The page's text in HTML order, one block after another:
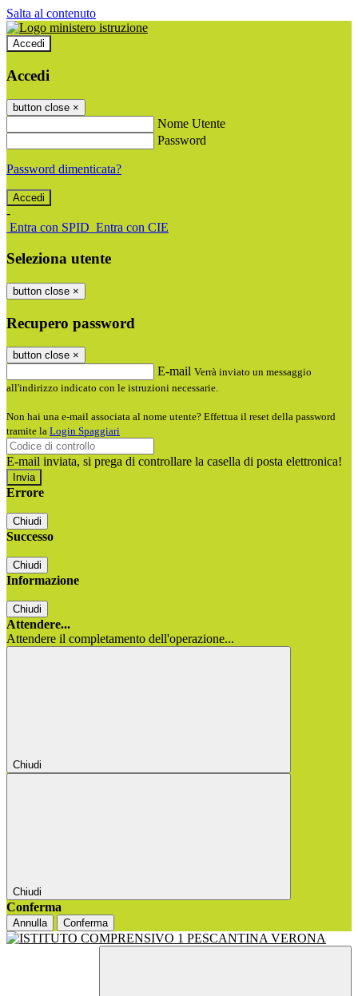
Salta al contenuto
Accedi
Accedi
button close ×
Nome Utente
Password
Password dimenticata?
-
Entra con SPID Entra con CIE
Seleziona utente
button close ×
Recupero password
button close ×
E-mail Verrà inviato un messaggio
all'indirizzo indicato con le istruzioni necessarie.
Non hai una e-mail associata al nome utente? Effettua il reset della password
tramite la Login Spaggiari
E-mail inviata, si prega di controllare la casella di posta elettronica!
Errore
Chiudi
Successo
Chiudi
Informazione
Chiudi
Attendere...
Attendere il completamento dell'operazione...
Chiudi
Chiudi
Conferma
Annulla Conferma